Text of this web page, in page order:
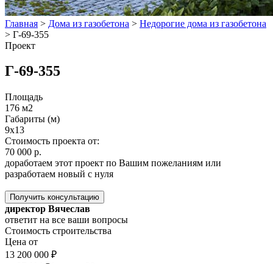
Главная > Дома из газобетона > Недорогие дома из газобетона
> Г-69-355
Проект
Г-69-355
Площадь
176 м2
Габариты (м)
9x13
Стоимость проекта от:
70 000 р.
доработаем этот проект по Вашим пожеланиям или
разработаем новый с нуля
Получить консультацию
директор Вячеслав
ответит на все ваши вопросы
Стоимость строительства
Цена от
13 200 000 ₽